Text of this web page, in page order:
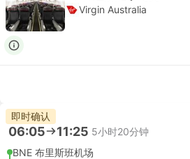
Virgin Australia
即时确认
06:05 11:25 5小时20分钟
BNE 布里斯班机场